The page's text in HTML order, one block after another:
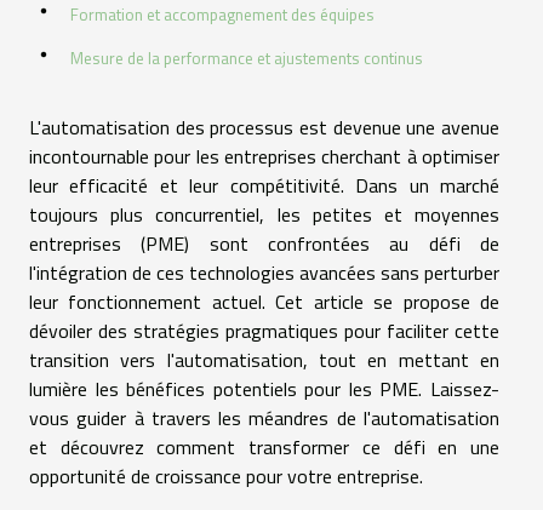
Formation et accompagnement des équipes
Mesure de la performance et ajustements continus
L'automatisation des processus est devenue une avenue
incontournable pour les entreprises cherchant à optimiser
leur efficacité et leur compétitivité. Dans un marché
toujours plus concurrentiel, les petites et moyennes
entreprises (PME) sont confrontées au défi de
l'intégration de ces technologies avancées sans perturber
leur fonctionnement actuel. Cet article se propose de
dévoiler des stratégies pragmatiques pour faciliter cette
transition vers l'automatisation, tout en mettant en
lumière les bénéfices potentiels pour les PME. Laissez-
vous guider à travers les méandres de l'automatisation
et découvrez comment transformer ce défi en une
opportunité de croissance pour votre entreprise.